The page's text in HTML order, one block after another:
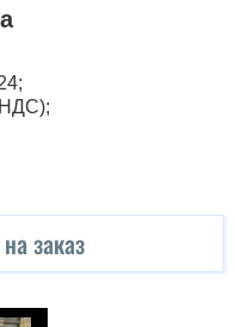
заказ